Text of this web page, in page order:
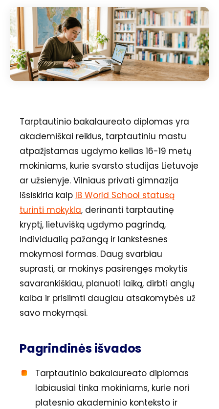
Tarptautinio bakalaureato diplomas yra
akademiškai reiklus, tarptautiniu mastu
atpažįstamas ugdymo kelias 16-19 metų
mokiniams, kurie svarsto studijas Lietuvoje
ar užsienyje. Vilniaus privati gimnazija
išsiskiria kaip IB World School statusą
turinti mokykla, derinanti tarptautinę
kryptį, lietuvišką ugdymo pagrindą,
individualią pažangą ir lankstesnes
mokymosi formas. Daug svarbiau
suprasti, ar mokinys pasirengęs mokytis
savarankiškiau, planuoti laiką, dirbti anglų
kalba ir prisiimti daugiau atsakomybės už
savo mokymąsi.
Pagrindinės išvados
Tarptautinio bakalaureato diplomas
labiausiai tinka mokiniams, kurie nori
platesnio akademinio konteksto ir